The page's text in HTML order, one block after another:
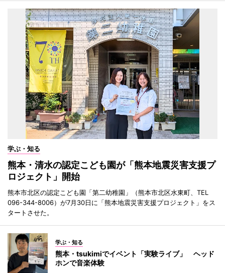
学ぶ・知る
熊本・清水の認定こども園が「熊本地震災害支援プ
ロジェクト」開始
熊本市北区の認定こども園「第二幼稚園」（熊本市北区水東町、TEL
096-344-8006）が7月30日に「熊本地震災害支援プロジェクト」をス
タートさせた。
学ぶ・知る
熊本・tsukimiでイベント「実験ライブ」 ヘッド
ホンで音楽体験